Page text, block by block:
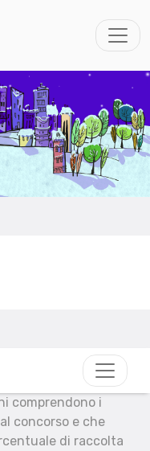
comprendono i
concorso e che
di raccolta